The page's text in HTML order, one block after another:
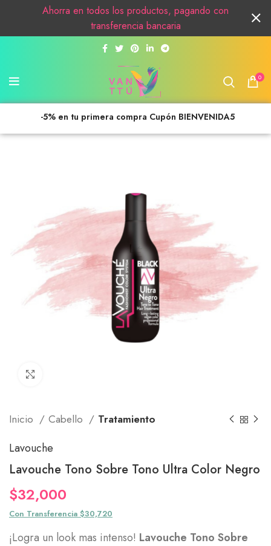
0
-5% en tu primera compra Cupón BIENVENIDA5
Inicio Cabello Tratamiento
Lavouche
Lavouche Tono Sobre Tono Ultra Color Negro
$32,000
Con Transferencia $30,720
¡Logra un look mas intenso! Lavouche Tono Sobre
Ahorra en todos los productos, pagando con
transferencia bancaria